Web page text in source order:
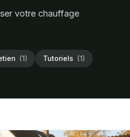
votre chauffage
(1) Tutoriels (1)